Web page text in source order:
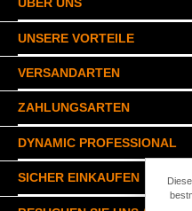
ÜBER UNS
UNSERE VORTEILE
VERSANDARTEN
ZAHLUNGSARTEN
DYNAMIC PROFESSIONAL
SICHER EINKAUFEN